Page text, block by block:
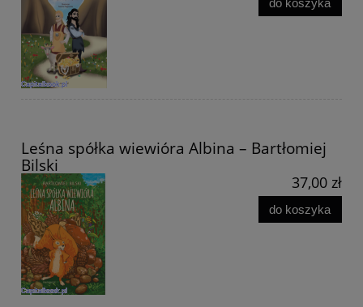
Leśna spółka wiewióra Albina – Bartłomiej
Bilski
37,00 zł
do koszyka